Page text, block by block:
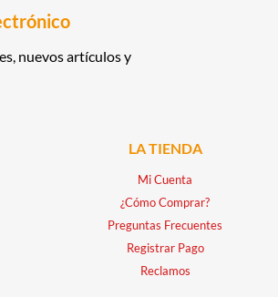
nuevos artículos y
LA TIENDA
Mi Cuenta
¿Cómo Comprar?
Preguntas Frecuentes
Registrar Pago
Reclamos